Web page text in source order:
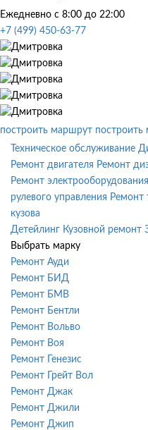
Ежедневно с 8:00 до 22:00
+7 (499) 450-63-77
построить маршрут
Техническое обслуживание
Ремонт двигателя Ремонт
Ремонт электрооборудования
рулевого управления Ремонт
кузова
Детейлинг Кузовной ремонт
Выбрать марку
Ремонт Ауди
Ремонт БИД
Ремонт БМВ
Ремонт Бентли
Ремонт Вольво
Ремонт Воя
Ремонт Генезис
Ремонт Грейт Вол
Ремонт Джак
Ремонт Джили
Ремонт Джип